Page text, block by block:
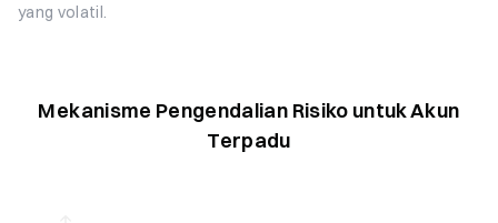
yang volatil.
Mekanisme Pengendalian Risiko untuk Akun
Terpadu